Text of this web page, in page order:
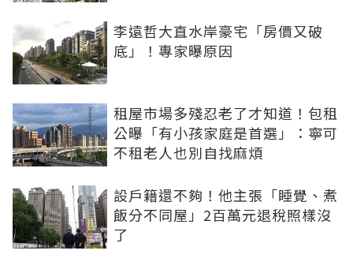
李遠哲大直水岸豪宅「房價又破
底」！專家曝原因
租屋市場多殘忍老了才知道！包租
公曝「有小孩家庭是首選」：寧可
不租老人也別自找麻煩
設戶籍還不夠！他主張「睡覺、煮
飯分不同屋」2百萬元退稅照樣沒
了